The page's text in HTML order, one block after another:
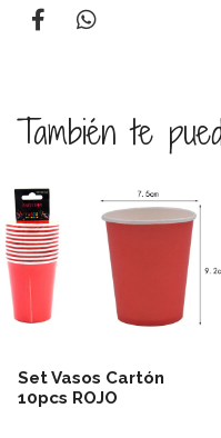
También te
Set Vasos Cartón
10pcs ROJO